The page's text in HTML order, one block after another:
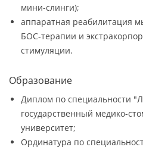
мини-слинги);
аппаратная реабилитация
БОС-терапии и
стимуляции.
Образование
Диплом по специальности
государственный медико-
университет;
Ординатура по